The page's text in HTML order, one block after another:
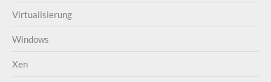
Virtualisierung
Windows
Xen